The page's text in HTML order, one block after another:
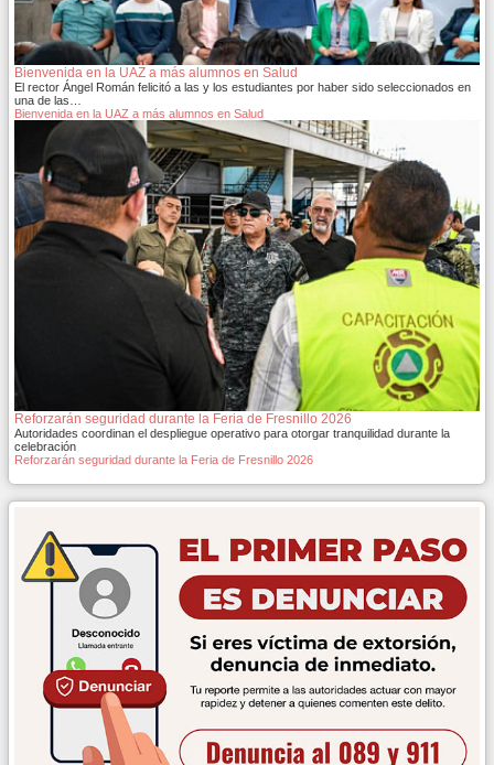
Bienvenida en la UAZ a más alumnos en Salud
El rector Ángel Román felicitó a las y los estudiantes por haber sido seleccionados en
una de las…
Bienvenida en la UAZ a más alumnos en Salud
Reforzarán seguridad durante la Feria de Fresnillo 2026
Autoridades coordinan el despliegue operativo para otorgar tranquilidad durante la
celebración
Reforzarán seguridad durante la Feria de Fresnillo 2026